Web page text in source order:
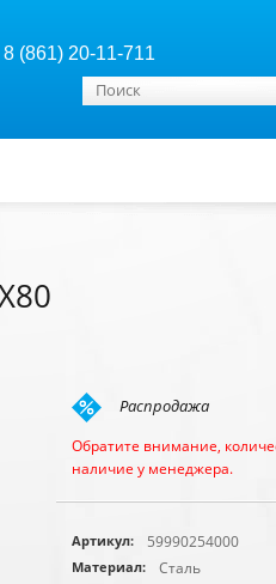
8 (861) 20-11-711
Форма поиска
Поиск
Распродажа
Обратите внимание,
наличие у менеджера.
Артикул: 59990254000
Материал: Сталь